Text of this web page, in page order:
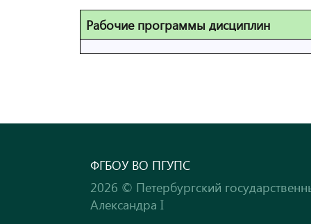
Рабочие программы дисциплин
ФГБОУ ВО ПГУПС
2026 © Петербургский
Александра I